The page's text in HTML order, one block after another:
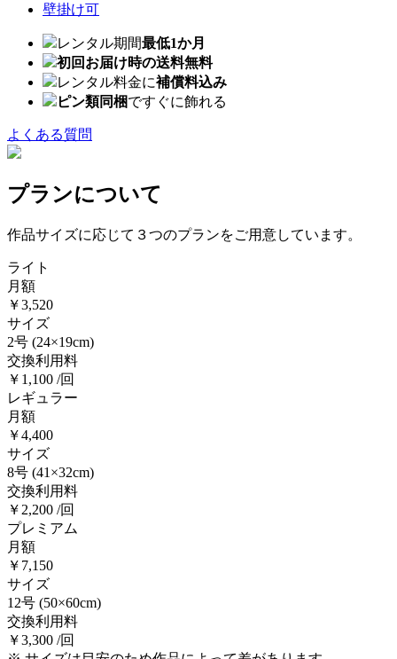
壁掛け可
レンタル期間最低1か月
初回お届け時の送料無料
レンタル料金に補償料込み
ピン類同梱ですぐに飾れる
よくある質問
プランについて
作品サイズに応じて３つのプランをご用意しています。
ライト
月額
￥3,520
サイズ
2号 (24×19cm)
交換利用料
￥1,100 /回
レギュラー
月額
￥4,400
サイズ
8号 (41×32cm)
交換利用料
￥2,200 /回
プレミアム
月額
￥7,150
サイズ
12号 (50×60cm)
交換利用料
￥3,300 /回